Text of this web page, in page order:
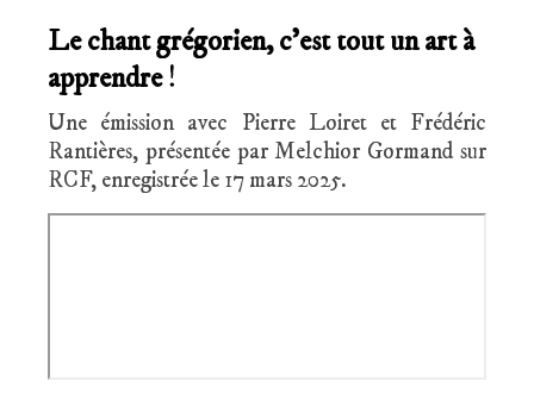
Le chant grégorien, c’est tout un art à
apprendre!
Une émission avec Pierre Loiret et Frédéric
Rantières, présentée par Melchior Gormand sur
RCF, enregistrée le 17 mars 2025.